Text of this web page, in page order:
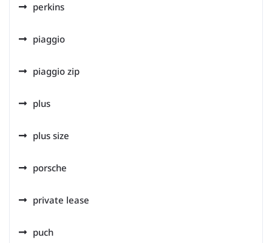
perkins
piaggio
piaggio zip
plus
plus size
porsche
private lease
puch